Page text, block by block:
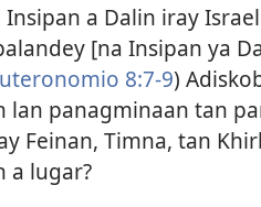
a Dalin iray
[na Insipan ya
8:7-9)
lan panagminaan tan
Feinan, Timna, tan
a lugar?